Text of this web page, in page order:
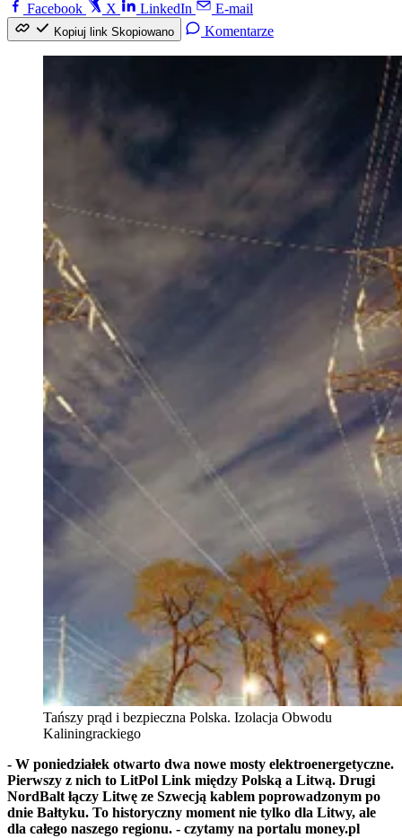
Facebook
X LinkedIn E-mail
Kopiuj link Skopiowano Komentarze
Tańszy prąd i bezpieczna Polska. Izolacja Obwodu
Kaliningrackiego
- W poniedziałek otwarto dwa nowe mosty elektroenergetyczne.
Pierwszy z nich to LitPol Link między Polską a Litwą. Drugi
NordBalt łączy Litwę ze Szwecją kablem poprowadzonym po
dnie Bałtyku. To historyczny moment nie tylko dla Litwy, ale
dla całego naszego regionu. - czytamy na portalu money.pl